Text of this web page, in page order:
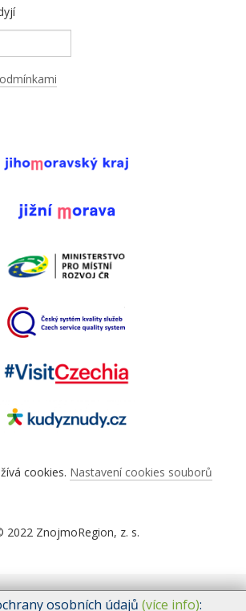
cookies. Nastavení cookies souborů
2022 ZnojmoRegion, z. s.
osobních údajů (více info):